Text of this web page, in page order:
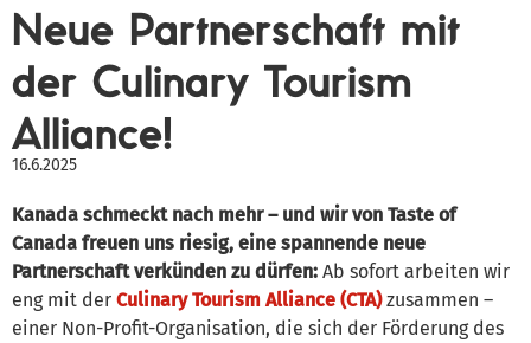
Neue Partnerschaft mit
der Culinary Tourism
Alliance!
16.6.2025
Kanada schmeckt nach mehr – und wir von Taste of
Canada freuen uns riesig, eine spannende neue
Partnerschaft verkünden zu dürfen: Ab sofort arbeiten wir
eng mit der Culinary Tourism Alliance (CTA)zusammen –
einer Non-Profit-Organisation, die sich der Förderung des